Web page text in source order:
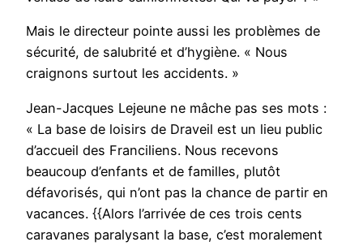
Mais le directeur pointe aussi les problèmes de
sécurité, de salubrité et d’hygiène. « Nous
craignons surtout les accidents. »
Jean-Jacques Lejeune ne mâche pas ses mots :
« La base de loisirs de Draveil est un lieu public
d’accueil des Franciliens. Nous recevons
beaucoup d’enfants et de familles, plutôt
défavorisés, qui n’ont pas la chance de partir en
vacances. {{Alors l’arrivée de ces trois cents
caravanes paralysant la base, c’est moralement